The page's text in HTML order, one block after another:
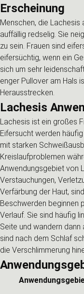
Erscheinung
Menschen, die
auffällig redselig. Sie
zu sein. Frauen sind
eifersüchtig, wenn ein
sich um sehr
enger Pullover am Hals
Herausstrecken.
Lachesis
Lachesis ist ein großes
Eifersucht werden
mit starken
Kreislaufproblemen
Anwendungsgebiet von
Verstauchungen,
Verfärbung der Haut,
Beschwerden beginnen
Verlauf. Sie sind häufig
Seite und wandern
sind nach dem Schlaf
die Verschlimmerung